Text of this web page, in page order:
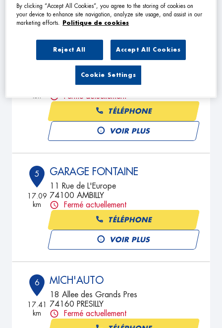
TÉLÉPHONE
VOIR PLUS
AUTO MECA 01
832 Route des Burgondes
01410 CHAMPFROMIER
Fermé actuellement
TÉLÉPHONE
VOIR PLUS
5
17.09
km
GARAGE FONTAINE
11 Rue de L'Europe
74100 AMBILLY
Fermé actuellement
TÉLÉPHONE
VOIR PLUS
6
17.41
km
MICH'AUTO
18 Allee des Grands Pres
74160 PRESILLY
Fermé actuellement
By clicking “Accept All Cookies”, you agree to the storing of cookies on
your device to enhance site navigation, analyze site usage, and assist in our
marketing efforts.
Politique de cookies
Reject All Accept All Cookies
Cookie Settings